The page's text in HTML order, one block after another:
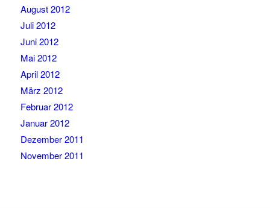
August 2012
Juli 2012
Juni 2012
Mai 2012
April 2012
März 2012
Februar 2012
Januar 2012
Dezember 2011
November 2011